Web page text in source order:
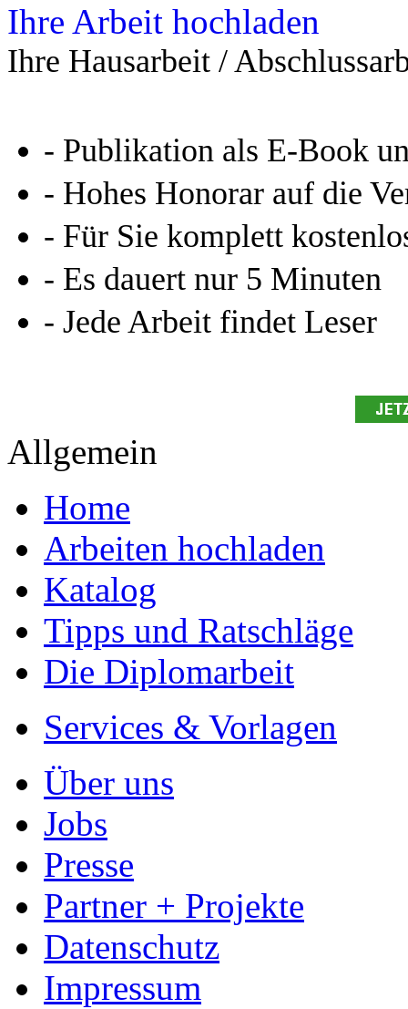
Ihre Arbeit hochladen
Ihre Hausarbeit /
- Publikation als E-Book
- Hohes Honorar auf die
- Für Sie komplett
- Es dauert nur 5 Minuten
- Jede Arbeit findet Leser
Allgemein
Home
Arbeiten hochladen
Katalog
Tipps und Ratschläge
Die Diplomarbeit
Services & Vorlagen
Über uns
Jobs
Presse
Partner + Projekte
Datenschutz
Impressum